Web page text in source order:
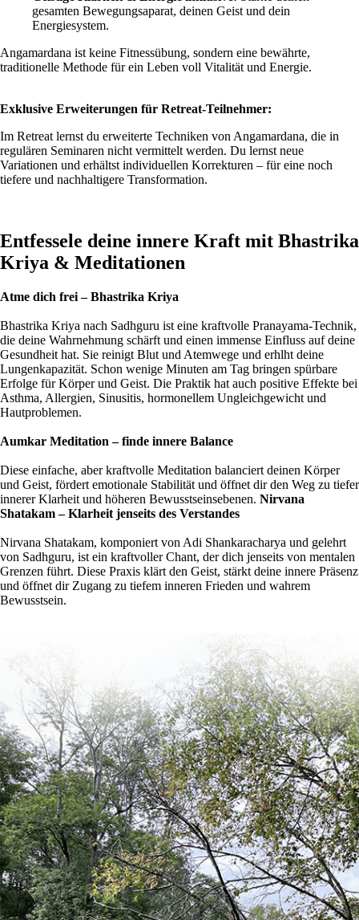
gesamten Bewegungsaparat, deinen Geist und dein
Energiesystem.
Angamardana ist keine Fitnessübung, sondern eine bewährte,
traditionelle Methode für ein Leben voll Vitalität und Energie.
Exklusive Erweiterungen für Retreat-Teilnehmer:
Im Retreat lernst du erweiterte Techniken von Angamardana, die in
regulären Seminaren nicht vermittelt werden. Du lernst neue
Variationen und erhältst individuellen Korrekturen – für eine noch
tiefere und nachhaltigere Transformation.
Entfessele deine innere Kraft mit Bhastrika
Kriya & Meditationen
Atme dich frei – Bhastrika Kriya
Bhastrika Kriya nach Sadhguru ist eine kraftvolle Pranayama-Technik,
die deine Wahrnehmung schärft und einen immense Einfluss auf deine
Gesundheit hat. Sie reinigt Blut und Atemwege und erhlht deine
Lungenkapazität. Schon wenige Minuten am Tag bringen spürbare
Erfolge für Körper und Geist. Die Praktik hat auch positive Effekte bei
Asthma, Allergien, Sinusitis, hormonellem Ungleichgewicht und
Hautproblemen.
Aumkar Meditation – finde innere Balance
Diese einfache, aber kraftvolle Meditation balanciert deinen Körper
und Geist, fördert emotionale Stabilität und öffnet dir den Weg zu tiefer
innerer Klarheit und höheren Bewusstseinsebenen. Nirvana
Shatakam – Klarheit jenseits des Verstandes
Nirvana Shatakam, komponiert von Adi Shankaracharya und gelehrt
von Sadhguru, ist ein kraftvoller Chant, der dich jenseits von mentalen
Grenzen führt. Diese Praxis klärt den Geist, stärkt deine innere Präsenz
und öffnet dir Zugang zu tiefem inneren Frieden und wahrem
Bewusstsein.